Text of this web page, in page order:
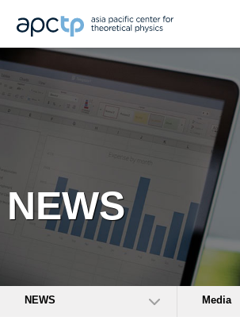
NEWS
NEWS Media